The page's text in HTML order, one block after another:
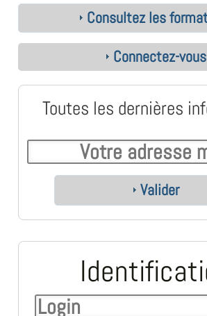
Consultez les
Connectez-vous
Toutes les dernières
Valider